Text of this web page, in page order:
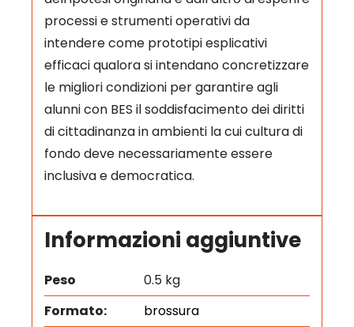
processi e strumenti operativi da
intendere come prototipi esplicativi
efficaci qualora si intendano concretizzare
le migliori condizioni per garantire agli
alunni con BES il soddisfacimento dei diritti
di cittadinanza in ambienti la cui cultura di
fondo deve necessariamente essere
inclusiva e democratica.
Informazioni aggiuntive
Peso
0.5 kg
Formato:
brossura